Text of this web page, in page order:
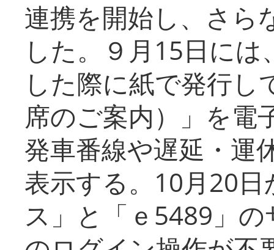
連携を開始し、さら
した。９月15日に
した際に紙で発行し
席のご案内）」を電
発車番線や遅延・運
表示する。10月20
ス」と「ｅ5489」